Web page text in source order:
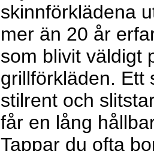
skinnförklädena
mer än 20 år
som blivit väldigt
grillförkläden. Ett
stilrent och
får en lång
Tappar du ofta